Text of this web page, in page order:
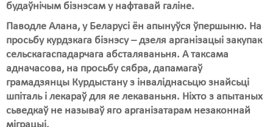
будаўнічым бізнэсам у нафтавай галіне.
Паводле Алана, у Беларусі ён апынуўся ўпершыню. На
просьбу курдзкага бізнэсу – дзеля арганізацыі закупак
сельскагаспадарчага абсталяваньня. А таксама
адначасова, на просьбу сябра, дапамагаў
грамадзянцы Курдыстану з інваліднасьцю знайсьці
шпіталь і лекараў для яе лекаваньня. Ніхто з апытаных
сьведкаў не называў яго арганізатарам незаконнай